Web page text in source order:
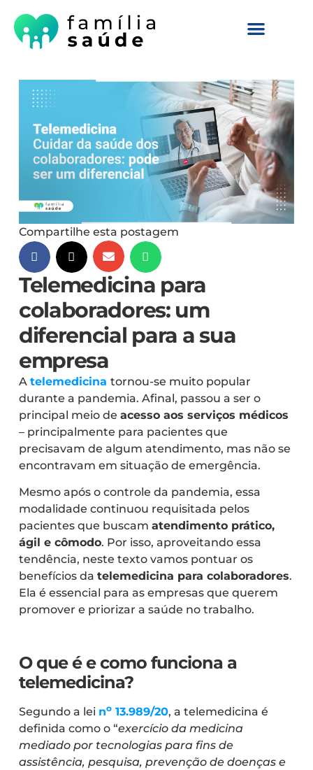
Compartilhe esta postagem
Telemedicina para
colaboradores: um
diferencial para a sua
empresa
A telemedicina tornou-se muito popular
durante a pandemia. Afinal, passou a ser o
principal meio de acesso aos serviços médicos
– principalmente para pacientes que
precisavam de algum atendimento, mas não se
encontravam em situação de emergência.
Mesmo após o controle da pandemia, essa
modalidade continuou requisitada pelos
pacientes que buscam atendimento prático,
ágil e cômodo. Por isso, aproveitando essa
tendência, neste texto vamos pontuar os
benefícios da telemedicina para colaboradores.
Ela é essencial para as empresas que querem
promover e priorizar a saúde no trabalho.
O que é e como funciona a
telemedicina?
Segundo a lei no13.989/20, a telemedicina é
definida como o “exercício da medicina
mediado por tecnologias para fins de
assistência, pesquisa, prevenção de doenças e